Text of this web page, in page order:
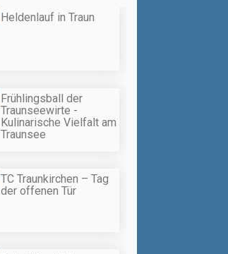
Heldenlauf in Traun
Frühlingsball der
Traunseewirte -
Kulinarische Vielfalt am
Traunsee
TC Traunkirchen – Tag
der offenen Tür